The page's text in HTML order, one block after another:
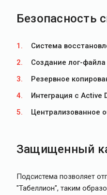
Безопасность
Система
Создание лог-
Резервное
Интеграция с Active
Централизованное
Защищенный
Подсистема позволяет
"Табеллион", таким